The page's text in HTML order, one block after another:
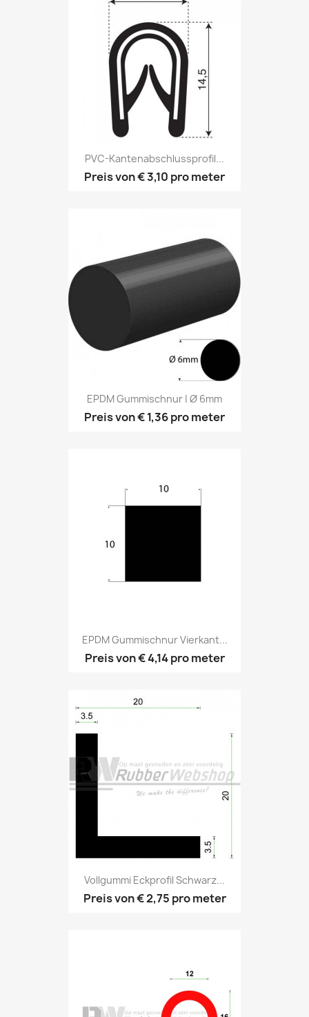
PVC-Kantenabschlussprofil...
Preis von€ 3,10 pro meter
EPDM Gummischnur | Ø 6mm
Preis von€ 1,36pro meter
EPDM Gummischnur Vierkant...
Preis von€ 4,14pro meter
Vollgummi Eckprofil Schwarz...
Preis von€ 2,75 pro meter